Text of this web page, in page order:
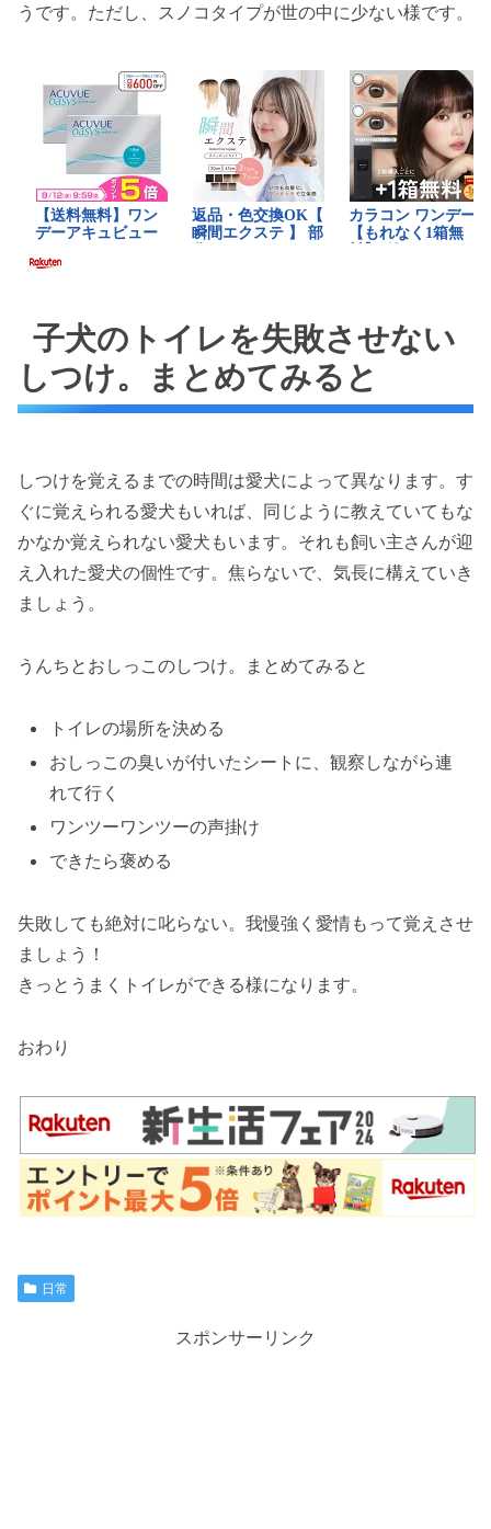
うです。ただし、スノコタイプが世の中に少ない様です。
子犬のトイレを失敗させない
しつけ。まとめてみると
しつけを覚えるまでの時間は愛犬によって異なります。す
ぐに覚えられる愛犬もいれば、同じように教えていてもな
かなか覚えられない愛犬もいます。それも飼い主さんが迎
え入れた愛犬の個性です。焦らないで、気長に構えていき
ましょう。
うんちとおしっこのしつけ。まとめてみると
トイレの場所を決める
おしっこの臭いが付いたシートに、観察しながら連
れて行く
ワンツーワンツーの声掛け
できたら褒める
失敗しても絶対に叱らない。我慢強く愛情もって覚えさせ
ましょう！
きっとうまくトイレができる様になります。
おわり
日常
スポンサーリンク